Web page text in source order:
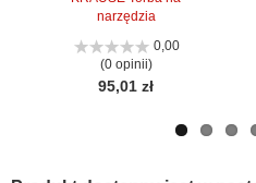
narzędzia
0,00
(0 opinii)
95,01 zł